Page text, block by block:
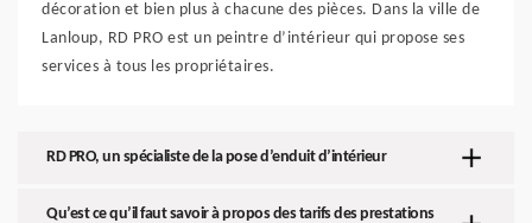
décoration et bien plus à chacune des pièces. Dans la ville de
Lanloup, RD PRO est un peintre d’intérieur qui propose ses
services à tous les propriétaires.
RD PRO, un spécialiste de la pose d’enduit d’intérieur
Qu’est ce qu’il faut savoir à propos des tarifs des prestations